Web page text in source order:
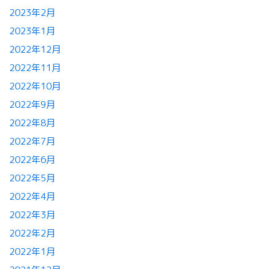
2023年2月
2023年1月
2022年12月
2022年11月
2022年10月
2022年9月
2022年8月
2022年7月
2022年6月
2022年5月
2022年4月
2022年3月
2022年2月
2022年1月